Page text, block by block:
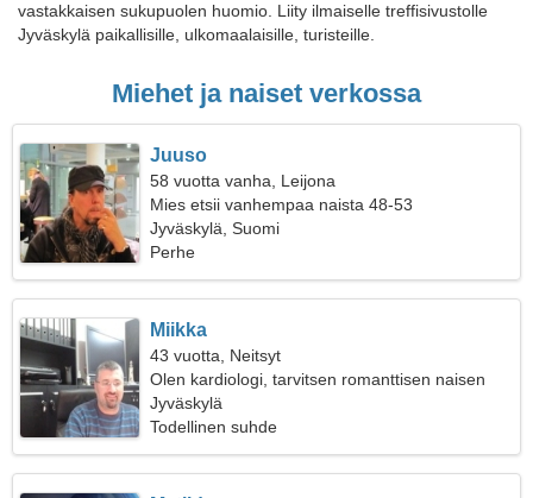
vastakkaisen sukupuolen huomio. Liity ilmaiselle treffisivustolle
Jyväskylä paikallisille, ulkomaalaisille, turisteille.
Miehet ja naiset verkossa
Juuso
58 vuotta vanha, Leijona
Mies etsii vanhempaa naista 48-53
Jyväskylä, Suomi
Perhe
Miikka
43 vuotta, Neitsyt
Olen kardiologi, tarvitsen romanttisen naisen
Jyväskylä
Todellinen suhde